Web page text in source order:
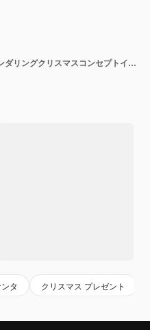
ショッピングチャートと3Dレンダリングクリスマスコンセプトイラストサンタ
タ クリスマス プレゼント